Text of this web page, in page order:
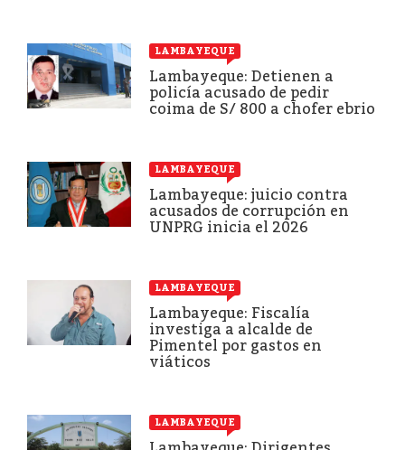
LAMBAYEQUE
Lambayeque: Detienen a
policía acusado de pedir
coima de S/ 800 a chofer ebrio
LAMBAYEQUE
Lambayeque: juicio contra
acusados de corrupción en
UNPRG inicia el 2026
LAMBAYEQUE
Lambayeque: Fiscalía
investiga a alcalde de
Pimentel por gastos en
viáticos
LAMBAYEQUE